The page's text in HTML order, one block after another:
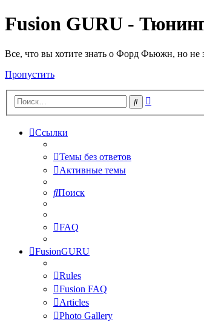
Fusion GURU -
Все, что вы хотите знать о Форд Фьюжн, но не
Пропустить
Поиск
Ссылки
Темы без ответов
Активные темы
Поиск
FAQ
FusionGURU
Rules
Fusion FAQ
Articles
Photo Gallery